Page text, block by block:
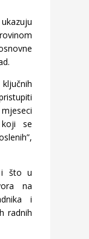
koji se
i što u
na
i
radnih